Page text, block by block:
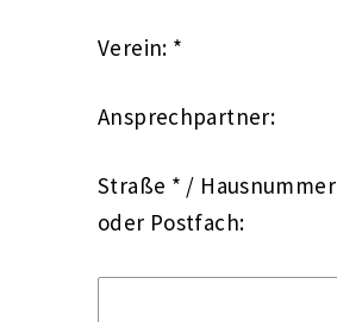
Verein: *
Ansprechpartner:
Straße * / Hausnummer
oder Postfach: